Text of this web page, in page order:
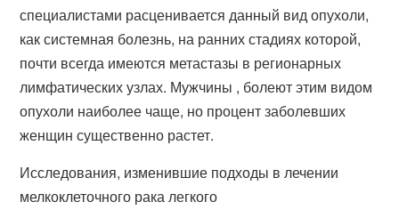
специалистами расценивается данный вид опухоли,
как системная болезнь, на ранних стадиях которой,
почти всегда имеются метастазы в регионарных
лимфатических узлах. Мужчины , болеют этим видом
опухоли наиболее чаще, но процент заболевших
женщин существенно растет.
Исследования, изменившие подходы в лечении
мелкоклеточного рака легкого